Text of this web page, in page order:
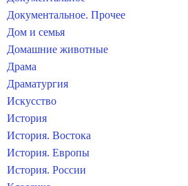
Документальное. Прочее
Дом и семья
Домашние животные
Драма
Драматургия
Искусство
История
История. Востока
История. Европы
История. России